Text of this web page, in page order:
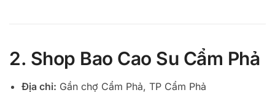
2. Shop Bao Cao Su Cẩm Phả
Địa chỉ: Gần chợ Cẩm Phả, TP Cẩm Phả